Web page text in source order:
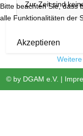
Zur Zeit sind
© by DGAM e.V. |
Bitte beachten Sie, dass
alle Funktionalitäten der
Akzeptieren